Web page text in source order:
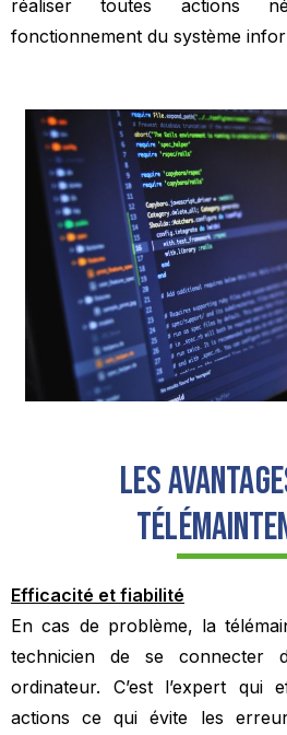
réaliser toutes actions
fonctionnement du système
Les
Efficacité et fiabilité
En cas de problème, la
technicien de se connecter
ordinateur. C’est l’expert qui
actions ce qui évite les